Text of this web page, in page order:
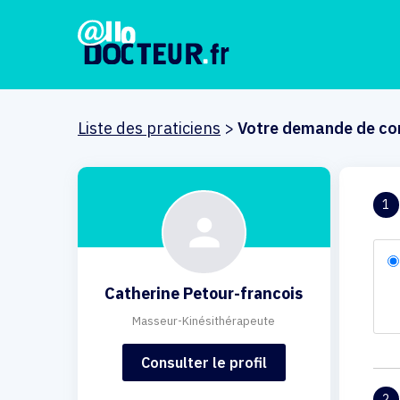
Liste des praticiens > Votre demande de
Catherine Petour-francois
Masseur-Kinésithérapeute
Consulter le profil
1